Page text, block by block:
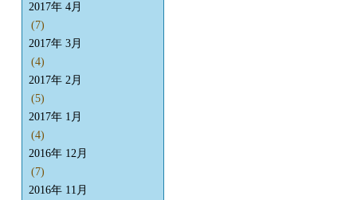
2017年 4月
(7)
2017年 3月
(4)
2017年 2月
(5)
2017年 1月
(4)
2016年 12月
(7)
2016年 11月